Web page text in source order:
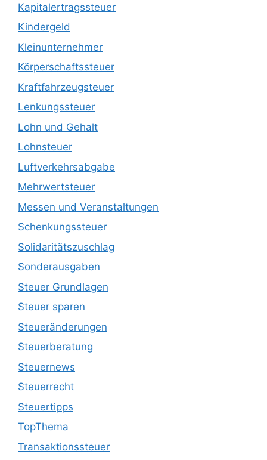
Kapitalertragssteuer
Kindergeld
Kleinunternehmer
Körperschaftssteuer
Kraftfahrzeugsteuer
Lenkungssteuer
Lohn und Gehalt
Lohnsteuer
Luftverkehrsabgabe
Mehrwertsteuer
Messen und Veranstaltungen
Schenkungssteuer
Solidaritätszuschlag
Sonderausgaben
Steuer Grundlagen
Steuer sparen
Steueränderungen
Steuerberatung
Steuernews
Steuerrecht
Steuertipps
TopThema
Transaktionssteuer